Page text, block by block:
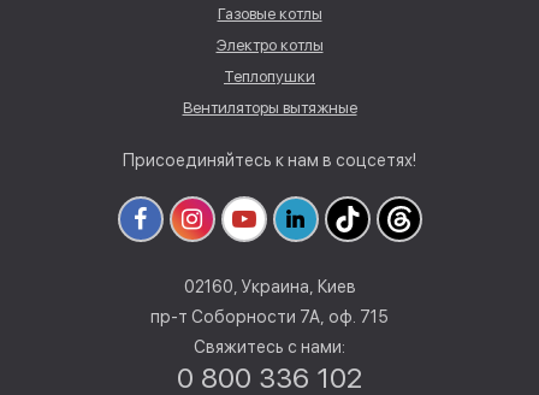
Газовые котлы
Электро котлы
Теплопушки
Вентиляторы вытяжные
Присоединяйтесь к нам в соцсетях!
02160, Украина, Киев
пр-т Соборности 7А, оф. 715
Свяжитесь с нами:
0 800 336 102